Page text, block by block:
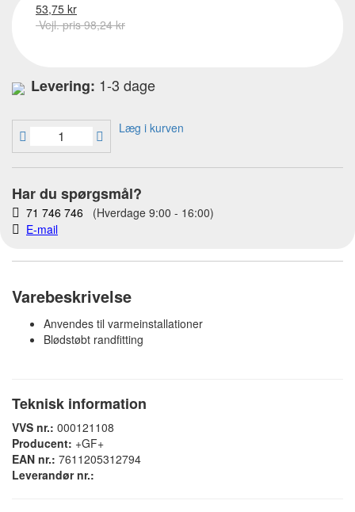
53,75 kr
Vejl. pris 98,24 kr
Levering: 1-3 dage
Læg i kurven
Har du spørgsmål?
71 746 746 (Hverdage 9:00 - 16:00)
E-mail
Varebeskrivelse
Anvendes til varmeinstallationer
Blødstøbt randfitting
Teknisk information
VVS nr.: 000121108
Producent: +GF+
EAN nr.: 7611205312794
Leverandør nr.: